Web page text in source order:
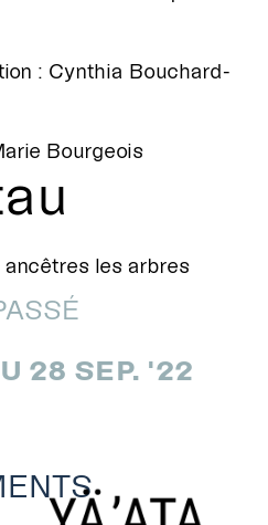
ancêtres les arbres
28 SEP. '22
: Cynthia Bouchard-
Bourgeois